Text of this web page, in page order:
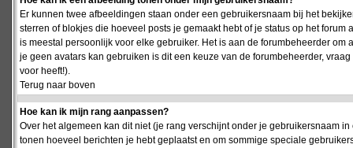
Er kunnen twee afbeeldingen staan onder een gebruikersnaam bij het
sterren of blokjes die hoeveel posts je gemaakt hebt of je status op het
is meestal persoonlijk voor elke gebruiker. Het is aan de forumbeheerder
je geen avatars kan gebruiken is dit een keuze van de forumbeheerder,
voor heeft!).
Terug naar boven
Hoe kan ik mijn rang aanpassen?
Over het algemeen kan dit niet (je rang verschijnt onder je gebruikersnaam
tonen hoeveel berichten je hebt geplaatst en om sommige speciale